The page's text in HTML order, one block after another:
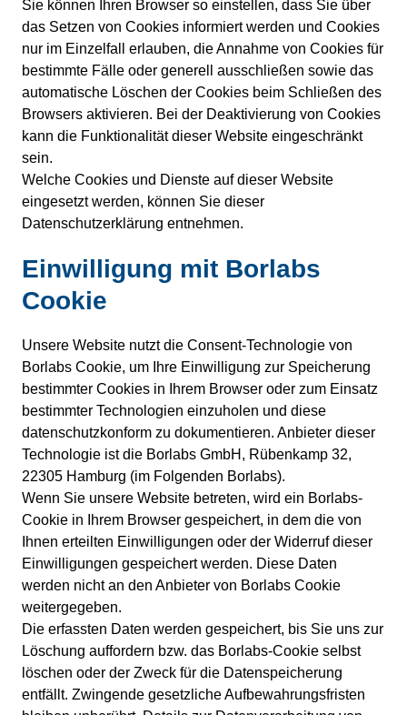
Sie können Ihren Browser so einstellen, dass Sie über
das Setzen von Cookies informiert werden und Cookies
nur im Einzelfall erlauben, die Annahme von Cookies für
bestimmte Fälle oder generell ausschließen sowie das
automatische Löschen der Cookies beim Schließen des
Browsers aktivieren. Bei der Deaktivierung von Cookies
kann die Funktionalität dieser Website eingeschränkt
sein.
Welche Cookies und Dienste auf dieser Website
eingesetzt werden, können Sie dieser
Datenschutzerklärung entnehmen.
Einwilligung mit Borlabs
Cookie
Unsere Website nutzt die Consent-Technologie von
Borlabs Cookie, um Ihre Einwilligung zur Speicherung
bestimmter Cookies in Ihrem Browser oder zum Einsatz
bestimmter Technologien einzuholen und diese
datenschutzkonform zu dokumentieren. Anbieter dieser
Technologie ist die Borlabs GmbH, Rübenkamp 32,
22305 Hamburg (im Folgenden Borlabs).
Wenn Sie unsere Website betreten, wird ein Borlabs-
Cookie in Ihrem Browser gespeichert, in dem die von
Ihnen erteilten Einwilligungen oder der Widerruf dieser
Einwilligungen gespeichert werden. Diese Daten
werden nicht an den Anbieter von Borlabs Cookie
weitergegeben.
Die erfassten Daten werden gespeichert, bis Sie uns zur
Löschung auffordern bzw. das Borlabs-Cookie selbst
löschen oder der Zweck für die Datenspeicherung
entfällt. Zwingende gesetzliche Aufbewahrungsfristen